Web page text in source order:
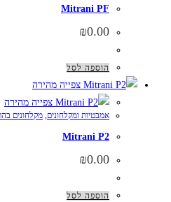
Mitrani PF
₪0.00
הוספה לסל
צפייה מהירה
צפייה מהירה
אמבטיות ומקלחונים, מקלחונים
Mitrani P2
₪0.00
הוספה לסל